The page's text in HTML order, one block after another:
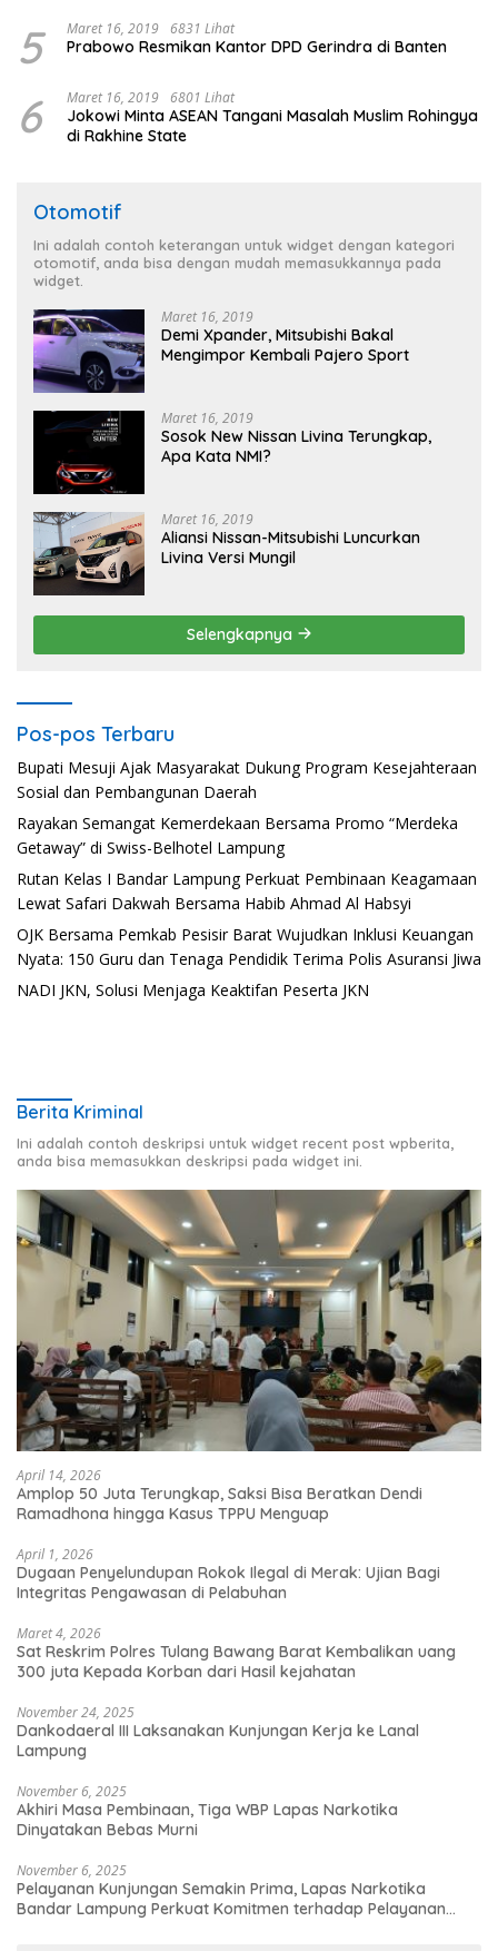
5 Maret 16, 2019 6831 Lihat
Prabowo Resmikan Kantor DPD Gerindra di Banten
6 Maret 16, 2019 6801 Lihat
Jokowi Minta ASEAN Tangani Masalah Muslim Rohingya
di Rakhine State
Otomotif
Ini adalah contoh keterangan untuk widget dengan kategori
otomotif, anda bisa dengan mudah memasukkannya pada
widget.
Maret 16, 2019
Demi Xpander, Mitsubishi Bakal
Mengimpor Kembali Pajero Sport
Maret 16, 2019
Sosok New Nissan Livina Terungkap,
Apa Kata NMI?
Maret 16, 2019
Aliansi Nissan-Mitsubishi Luncurkan
Livina Versi Mungil
Selengkapnya
Pos-pos Terbaru
Bupati Mesuji Ajak Masyarakat Dukung Program Kesejahteraan
Sosial dan Pembangunan Daerah
Rayakan Semangat Kemerdekaan Bersama Promo “Merdeka
Getaway” di Swiss-Belhotel Lampung
Rutan Kelas I Bandar Lampung Perkuat Pembinaan Keagamaan
Lewat Safari Dakwah Bersama Habib Ahmad Al Habsyi
OJK Bersama Pemkab Pesisir Barat Wujudkan Inklusi Keuangan
Nyata: 150 Guru dan Tenaga Pendidik Terima Polis Asuransi Jiwa
NADI JKN, Solusi Menjaga Keaktifan Peserta JKN
Berita Kriminal
Ini adalah contoh deskripsi untuk widget recent post wpberita,
anda bisa memasukkan deskripsi pada widget ini.
April 14, 2026
Amplop 50 Juta Terungkap, Saksi Bisa Beratkan Dendi
Ramadhona hingga Kasus TPPU Menguap
April 1, 2026
Dugaan Penyelundupan Rokok Ilegal di Merak: Ujian Bagi
Integritas Pengawasan di Pelabuhan
Maret 4, 2026
Sat Reskrim Polres Tulang Bawang Barat Kembalikan uang
300 juta Kepada Korban dari Hasil kejahatan
November 24, 2025
Dankodaeral III Laksanakan Kunjungan Kerja ke Lanal
Lampung
November 6, 2025
Akhiri Masa Pembinaan, Tiga WBP Lapas Narkotika
Dinyatakan Bebas Murni
November 6, 2025
Pelayanan Kunjungan Semakin Prima, Lapas Narkotika
Bandar Lampung Perkuat Komitmen terhadap Pelayanan